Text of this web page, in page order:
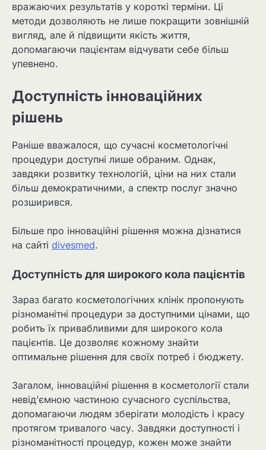
вражаючих результатів у короткі терміни. Ці
методи дозволяють не лише покращити зовнішній
вигляд, але й підвищити якість життя,
допомагаючи пацієнтам відчувати себе більш
упевнено.
Доступність інноваційних
рішень
Раніше вважалося, що сучасні косметологічні
процедури доступні лише обраним. Однак,
завдяки розвитку технологій, ціни на них стали
більш демократичними, а спектр послуг значно
розширився.
Більше про інноваційні рішення можна дізнатися
на сайті divesmed.
Доступність для широкого кола пацієнтів
Зараз багато косметологічних клінік пропонують
різноманітні процедури за доступними цінами, що
робить їх привабливими для широкого кола
пацієнтів. Це дозволяє кожному знайти
оптимальне рішення для своїх потреб і бюджету.
Загалом, інноваційні рішення в косметології стали
невід’ємною частиною сучасного суспільства,
допомагаючи людям зберігати молодість і красу
протягом тривалого часу. Завдяки доступності і
різноманітності процедур, кожен може знайти